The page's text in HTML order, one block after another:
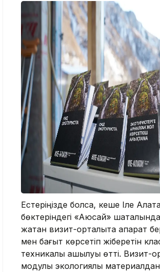
Естеріңізде болса, кеше Іле
бөктеріндегі «Аюсай»
жатқан визит-орталықта ақпарат
мен бағыт көрсетіп жіберетін
техникалық ашылуы өтті. Визит-
модулы экологиялық